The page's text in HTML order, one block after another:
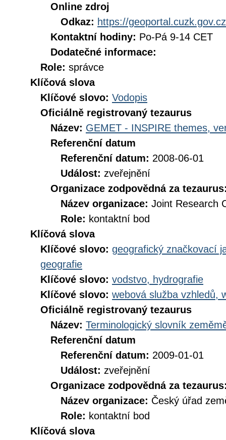
Online zdroj
Odkaz: https://geoportal.cuzk.gov.cz
Kontaktní hodiny: Po-Pá 9-14 CET
Dodatečné informace:
Role: správce
Klíčová slova
Klíčové slovo: Vodopis
Oficiálně registrovaný tezaurus
Název: GEMET - INSPIRE themes,
Referenční datum
Referenční datum: 2008-06-01
Událost: zveřejnění
Organizace zodpovědná za
Název organizace: Joint Research
Role: kontaktní bod
Klíčová slova
Klíčové slovo: geografický značkovací
geografie
Klíčové slovo: vodstvo, hydrografie
Klíčové slovo: webová služba vzhledů,
Oficiálně registrovaný tezaurus
Název: Terminologický slovník
Referenční datum
Referenční datum: 2009-01-01
Událost: zveřejnění
Organizace zodpovědná za
Název organizace: Český úřad
Role: kontaktní bod
Klíčová slova